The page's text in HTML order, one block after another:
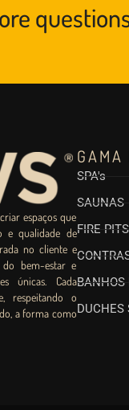
espaços que
e qualidade de
no cliente e
bem-estar e
únicas. Cada
respeitando o
a forma como
GAMA
SPA's
SAUNAS
FIRE PITS
BANHOS
DUCHES